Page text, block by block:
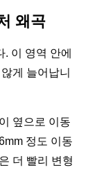
왜곡
이 영역 안에
게 늘어납니
옆으로 이동
정도 이동
더 빨리 변형